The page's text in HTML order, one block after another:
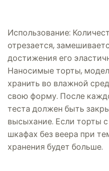
Использование:
отрезается,
достижения его
Наносимые торты,
хранить во влажной
свою форму. После
теста должен быть
высыхание. Если торты
шкафах без веера при
хранения будет больше.